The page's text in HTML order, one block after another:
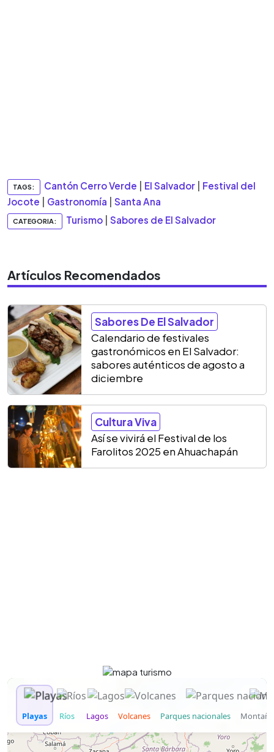
TAGS: Cantón Cerro Verde El Salvador
Festival del
Jocote
Gastronomía Santa Ana
CATEGORIA: Turismo Sabores de El Salvador
Artículos Recomendados
Sabores De El Salvador
Calendario de festivales
gastronómicos en El Salvador:
sabores auténticos de agosto a
diciembre
Cultura Viva
Así se vivirá el Festival de los
Farolitos 2025 en Ahuachapán